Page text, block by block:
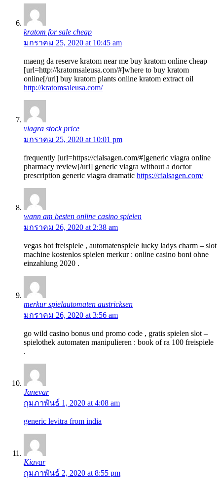
kratom for sale cheap
มกราคม 25, 2020 at 10:45 am
maeng da reserve kratom near me buy kratom online cheap
[url=http://kratomsaleusa.com/#]where to buy kratom
online[/url] buy kratom plants online kratom extract oil
http://kratomsaleusa.com/
viagra stock price
มกราคม 25, 2020 at 10:01 pm
frequently [url=https://cialsagen.com/#]generic viagra online
pharmacy review[/url] generic viagra without a doctor
prescription generic viagra dramatic https://cialsagen.com/
wann am besten online casino spielen
มกราคม 26, 2020 at 2:38 am
vegas hot freispiele , automatenspiele lucky ladys charm – slot
machine kostenlos spielen merkur : online casino boni ohne
einzahlung 2020 .
merkur spielautomaten austricksen
มกราคม 26, 2020 at 3:56 am
go wild casino bonus und promo code , gratis spielen slot –
spielothek automaten manipulieren : book of ra 100 freispiele
.
Janevar
กุมภาพันธ์ 1, 2020 at 4:08 am
generic levitra from india
Kiavar
กุมภาพันธ์ 2, 2020 at 8:55 pm